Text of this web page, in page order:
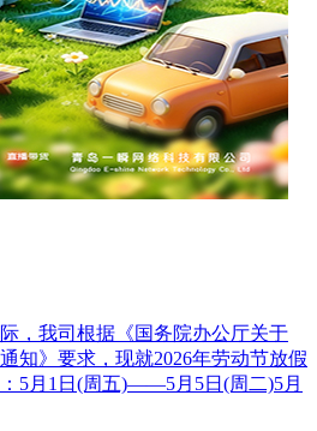
，我司根据《国务院办公厅关于
知》要求，现就2026年劳动节放假
5月1日(周五)——5月5日(周二)5月